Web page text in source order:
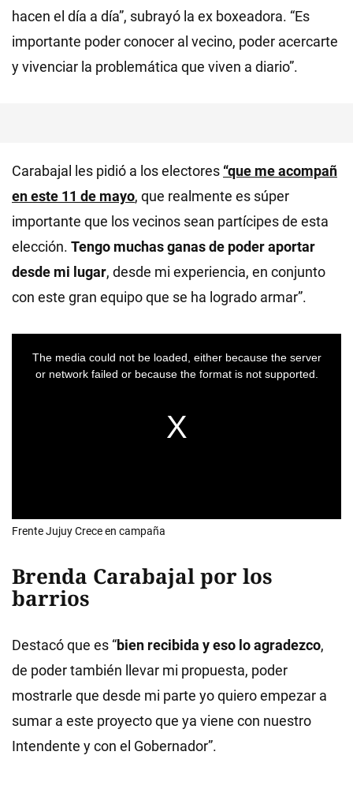
hacen el día a día”, subrayó la ex boxeadora. “Es
importante poder conocer al vecino, poder acercarte
y vivenciar la problemática que viven a diario”.
Carabajal les pidió a los electores “que me acompañ
en este 11 de mayo, que realmente es súper
importante que los vecinos sean partícipes de esta
elección. Tengo muchas ganas de poder aportar
desde mi lugar, desde mi experiencia, en conjunto
con este gran equipo que se ha logrado armar”.
Frente Jujuy Crece en campaña
Brenda Carabajal por los
barrios
Destacó que es “bien recibida y eso lo agradezco,
de poder también llevar mi propuesta, poder
mostrarle que desde mi parte yo quiero empezar a
sumar a este proyecto que ya viene con nuestro
Intendente y con el Gobernador”.